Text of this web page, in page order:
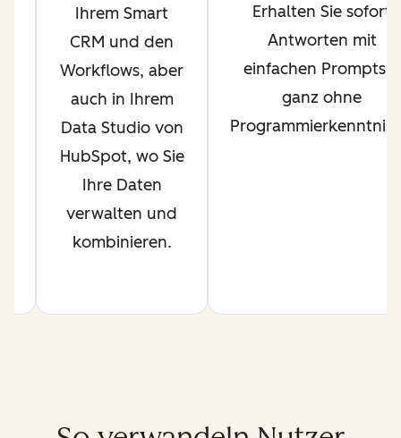
Ihrem Smart
CRM und den
Workflows, aber
auch in Ihrem
Data Studio von
HubSpot, wo Sie
Ihre Daten
verwalten und
kombinieren.
Erhalten Sie sofort
Antworten mit
einfachen Prompts –
ganz ohne